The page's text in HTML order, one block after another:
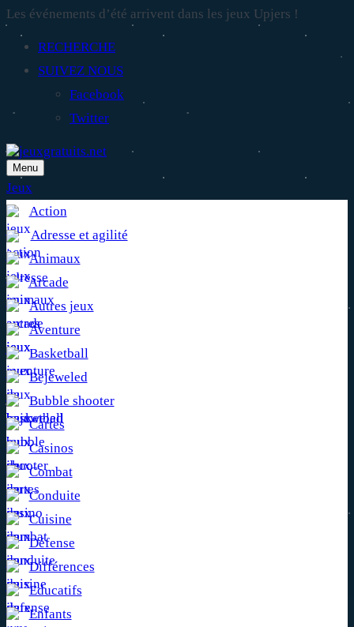
Les événements d’été arrivent dans les jeux Upjers !
RECHERCHE
SUIVEZ NOUS
Facebook
Twitter
Menu
Jeux
Action
Adresse et agilité
Animaux
Arcade
Autres jeux
Aventure
Basketball
Bejeweled
Bubble shooter
Cartes
Casinos
Combat
Conduite
Cuisine
Défense
Différences
Educatifs
Enfants